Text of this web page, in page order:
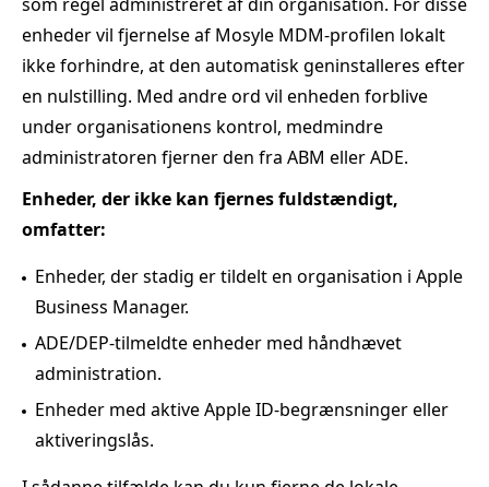
enheder vil fjernelse af Mosyle MDM‑profilen lokalt
ikke forhindre, at den automatisk geninstalleres efter
en nulstilling. Med andre ord vil enheden forblive
under organisationens kontrol, medmindre
administratoren fjerner den fra ABM eller ADE.
Enheder, der ikke kan fjernes fuldstændigt,
omfatter:
Enheder, der stadig er tildelt en organisation i Apple
Business Manager.
ADE/DEP‑tilmeldte enheder med håndhævet
administration.
Enheder med aktive Apple ID‑begrænsninger eller
aktiveringslås.